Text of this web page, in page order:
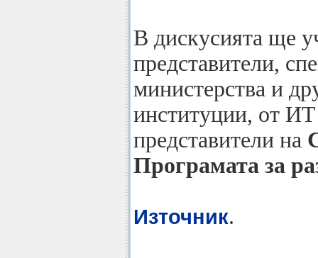
В дискусията ще
представители,
министерства и
институции, от
представители на
Програмата за
Източник.